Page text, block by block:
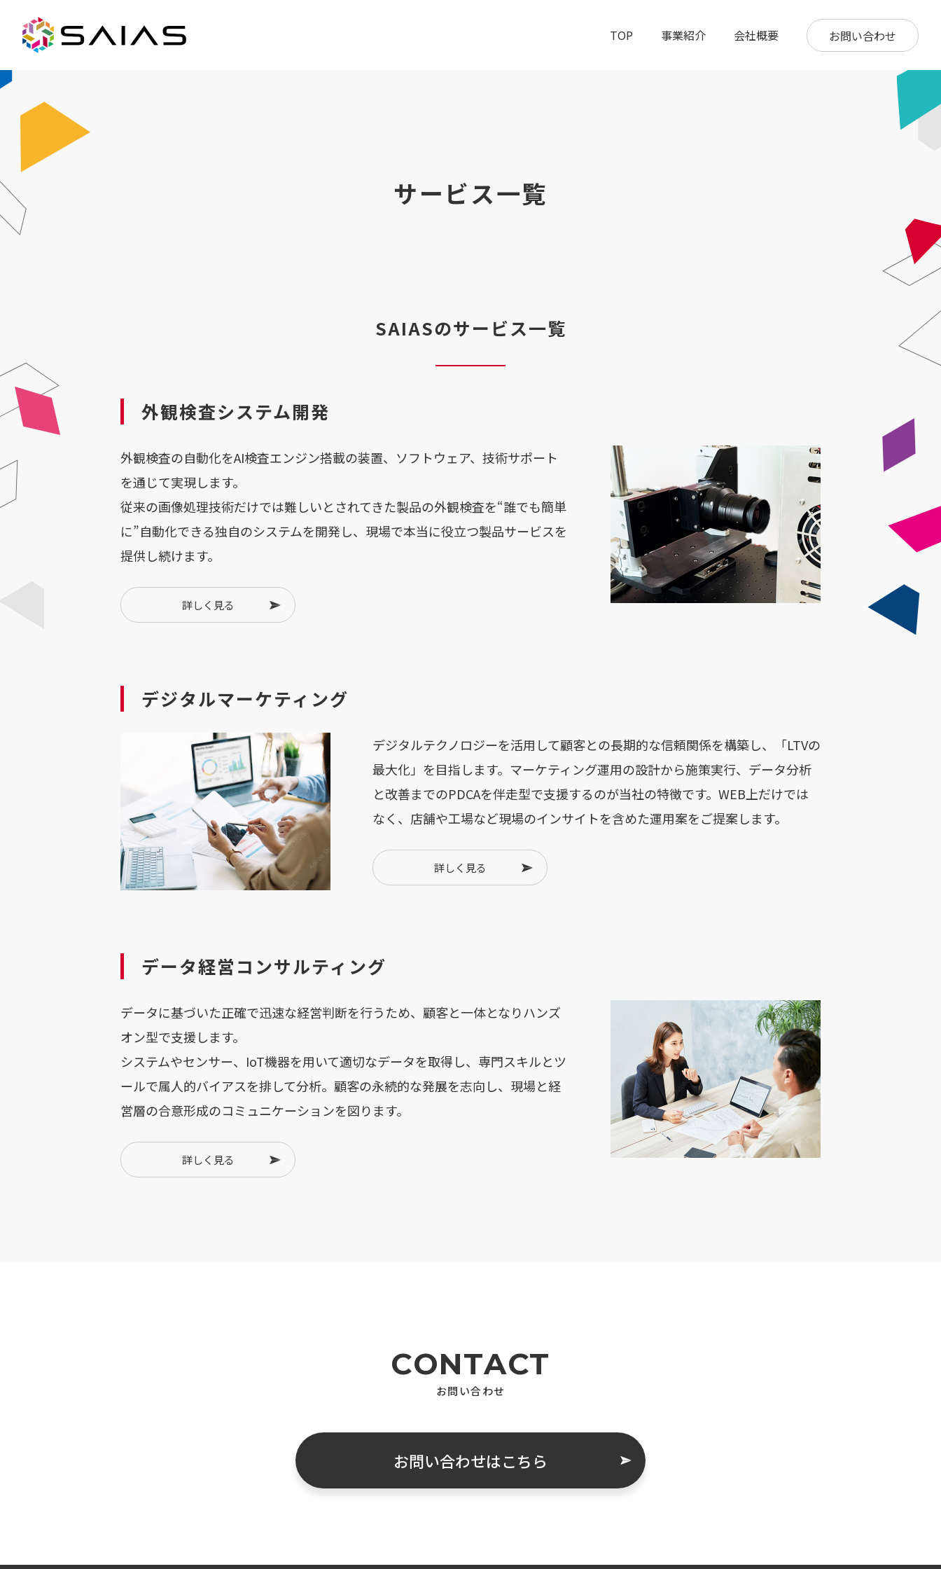
TOP 事業紹介 会社概要 お問い合わせ
サービス一覧
SAIASのサービス一覧
外観検査システム開発
外観検査の自動化をAI検査エンジン搭載の装置、ソフトウェア、技術サポート
を通じて実現します。
従来の画像処理技術だけでは難しいとされてきた製品の外観検査を“誰でも簡単
に”自動化できる独自のシステムを開発し、現場で本当に役立つ製品サービスを
提供し続けます。
詳しく見る
デジタルマーケティング
デジタルテクノロジーを活用して顧客との長期的な信頼関係を構築し、「LTVの
最大化」を目指します。マーケティング運用の設計から施策実行、データ分析
と改善までのPDCAを伴走型で支援するのが当社の特徴です。WEB上だけでは
なく、店舗や工場など現場のインサイトを含めた運用案をご提案します。
詳しく見る
データ経営コンサルティング
データに基づいた正確で迅速な経営判断を行うため、顧客と一体となりハンズ
オン型で支援します。
システムやセンサー、IoT機器を用いて適切なデータを取得し、専門スキルとツ
ールで属人的バイアスを排して分析。顧客の永続的な発展を志向し、現場と経
営層の合意形成のコミュニケーションを図ります。
詳しく見る
CONTACT
お問い合わせ
お問い合わせはこちら